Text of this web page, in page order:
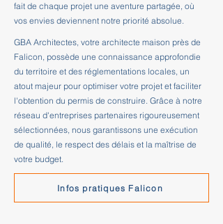
fait de chaque projet une aventure partagée, où
vos envies deviennent notre priorité absolue.
GBA Architectes, votre architecte maison près de
Falicon, possède une connaissance approfondie
du territoire et des réglementations locales, un
atout majeur pour optimiser votre projet et faciliter
l'obtention du permis de construire. Grâce à notre
réseau d'entreprises partenaires rigoureusement
sélectionnées, nous garantissons une exécution
de qualité, le respect des délais et la maîtrise de
votre budget.
Infos pratiques Falicon